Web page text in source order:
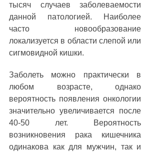
тысяч случаев заболеваемости
данной патологией. Наиболее
часто новообразование
локализуется в области слепой или
сигмовидной кишки.
Заболеть можно практически в
любом возрасте, однако
вероятность появления онкологии
значительно увеличивается после
40-50 лет. Вероятность
возникновения рака кишечника
одинакова как для мужчин, так и